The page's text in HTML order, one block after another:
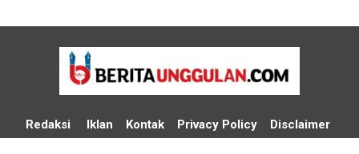
Redaksi Iklan Kontak Privacy Policy
Disclaimer